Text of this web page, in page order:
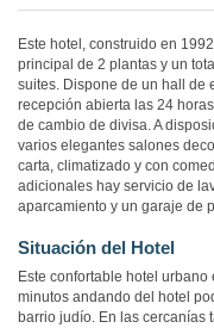
Este hotel, construido en
principal de 2 plantas y un
suites. Dispone de un hall de
recepción abierta las 24
de cambio de divisa. A
varios elegantes salones
carta, climatizado y con
adicionales hay servicio de
aparcamiento y un garaje de
Situación del Hotel
Este confortable hotel
minutos andando del hotel
barrio judío. En las cercanías